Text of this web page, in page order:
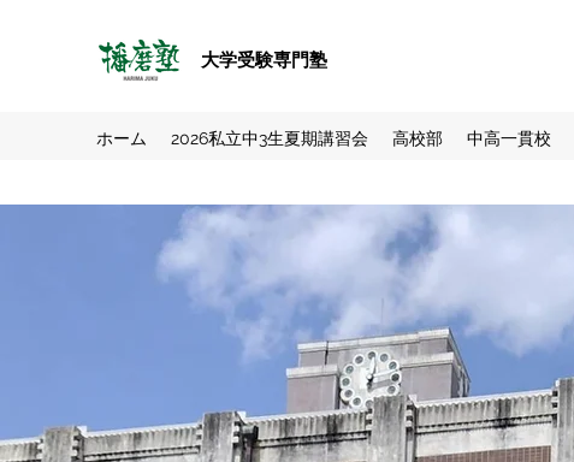
大学受験専門塾
ホーム 2026私立中3生夏期講習会 高校部 中高一貫校